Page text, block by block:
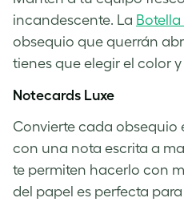
incandescente. La
obsequio que querrán
tienes que elegir el color
Notecards Luxe
Convierte cada obsequio
con una nota escrita a
te permiten hacerlo con
del papel es perfecta para